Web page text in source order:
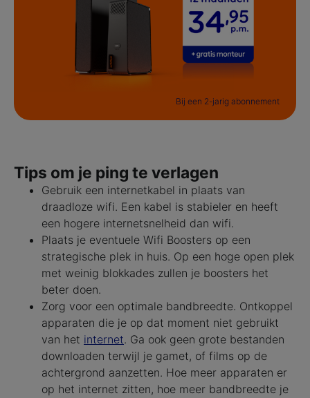
Bij een 2-jarig abonnement
Tips om je ping te verlagen
Gebruik een internetkabel in plaats van
draadloze wifi. Een kabel is stabieler en heeft
een hogere internetsnelheid dan wifi.
Plaats je eventuele Wifi Boosters op een
strategische plek in huis. Op een hoge open plek
met weinig blokkades zullen je boosters het
beter doen.
Zorg voor een optimale bandbreedte. Ontkoppel
apparaten die je op dat moment niet gebruikt
van het internet. Ga ook geen grote bestanden
downloaden terwijl je gamet, of films op de
achtergrond aanzetten. Hoe meer apparaten er
op het internet zitten, hoe meer bandbreedte je